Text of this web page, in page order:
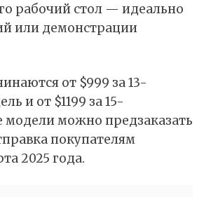
рабочий стол — идеально
или демонстрации
от $999 за 13-
и от $1199 за 15-
можно предзаказать
покупателям
2025 года.